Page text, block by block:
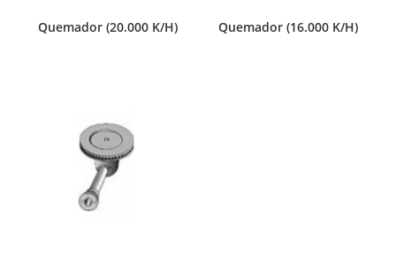
Quemador (20.000 K/H) Quemador (16.000 K/H)